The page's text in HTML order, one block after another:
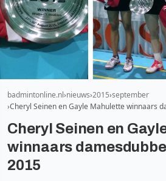
badmintonline.nl nieuws 2015 september
Cheryl Seinen en Gayle Mahulette winnaars
Cheryl Seinen en
winnaars
2015